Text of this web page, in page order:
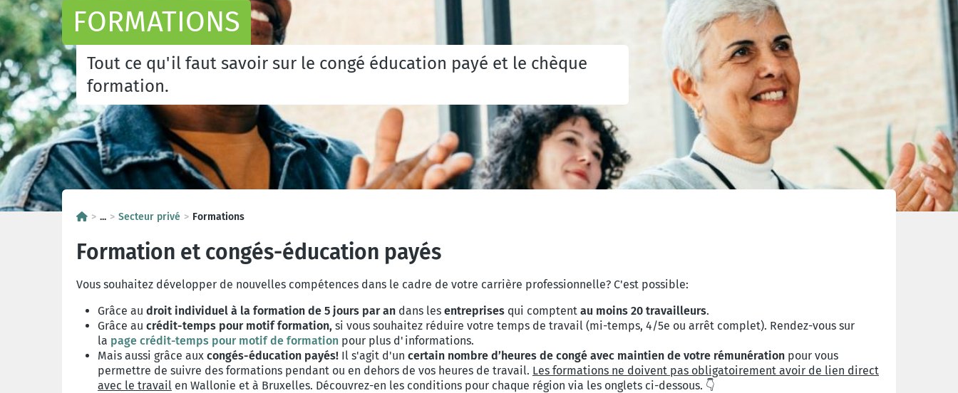
FORMATIONS
Tout ce qu'il faut savoir sur le congé éducation payé et le chèque
formation.
... Secteur privé Formations
Formation et congés-éducation payés
Vous souhaitez développer de nouvelles compétences dans le cadre de votre carrière professionnelle? C'est possible:
Grâce au droit individuel à la formation de 5 jours par an dans les entreprises qui comptent au moins 20 travailleurs.
Grâce au crédit-temps pour motif formation, si vous souhaitez réduire votre temps de travail (mi-temps, 4/5e ou arrêt complet). Rendez-vous sur
la page crédit-temps pour motif de formation pour plus d'informations.
Mais aussi grâce aux congés-éducation payés! Il s'agit d'un certain nombre d’heures de congé avec maintien de votre rémunération pour vous
permettre de suivre des formations pendant ou en dehors de vos heures de travail. Les formations ne doivent pas obligatoirement avoir de lien direct
avec le travail en Wallonie et à Bruxelles. Découvrez-en les conditions pour chaque région via les onglets ci-dessous. 👇